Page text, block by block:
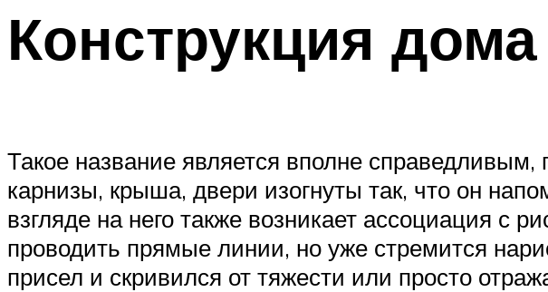
Конструкция дома
Такое название является вполне
карнизы, крыша, двери изогнуты так, что он
взгляде на него также возникает ассоциация с
проводить прямые линии, но уже стремится
присел и скривился от тяжести или просто